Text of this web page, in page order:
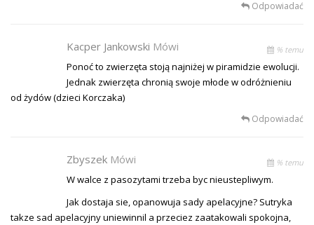
Odpowiadać
Kacper Jankowski Mówi % temu
Ponoć to zwierzęta stoją najniżej w piramidzie ewolucji.
Jednak zwierzęta chronią swoje młode w odróżnieniu
od żydów (dzieci Korczaka)
Odpowiadać
Zbyszek Mówi % temu
W walce z pasozytami trzeba byc nieustepliwym.
Jak dostaja sie, opanowuja sady apelacyjne? Sutryka
takze sad apelacyjny uniewinnil a przeciez zaatakowali spokojna,